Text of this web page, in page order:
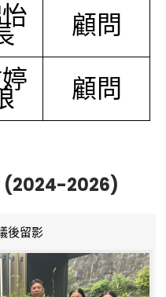
顧問
顧問
(2024-2026)
後留影